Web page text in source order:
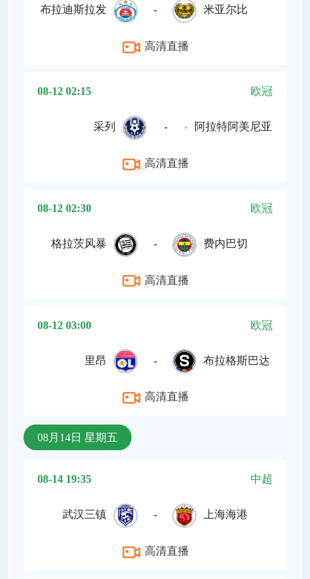
布拉迪斯拉发 - 米亚尔比
高清直播
08-12 02:15 欧冠
采列 - 阿拉特阿美尼亚
高清直播
08-12 02:30 欧冠
格拉茨风暴 - 费内巴切
高清直播
08-12 03:00 欧冠
里昂 - 布拉格斯巴达
高清直播
08月14日 星期五
08-14 19:35 中超
武汉三镇 - 上海海港
高清直播